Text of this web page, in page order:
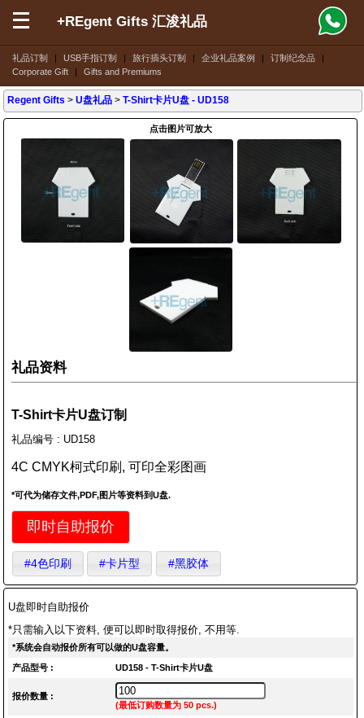
礼品订制 | USB手指订制 | 旅行插头订制 | 企业礼品案例 | 订制纪念品
|
Corporate Gift
| Gifts and Premiums
+REgent Gifts 汇浚礼品
Regent Gifts >U盘礼品 >T-Shirt卡片U盘 - UD158
点击图片可放大
礼品资料
T-Shirt卡片U盘订制
礼品编号 : UD158
4C CMYK柯式印刷, 可印全彩图画
*可代为储存文件,PDF,图片等资料到U盘.
即时自助报价
#4色印刷 #卡片型 #黑胶体
U盘即时自助报价
*只需输入以下资料, 便可以即时取得报价, 不用等.
*系统会自动报价所有可以做的U盘容量。
产品型号 : UD158 - T-Shirt卡片U盘
报价数量 :
(最低订购数量为 50 pcs.)